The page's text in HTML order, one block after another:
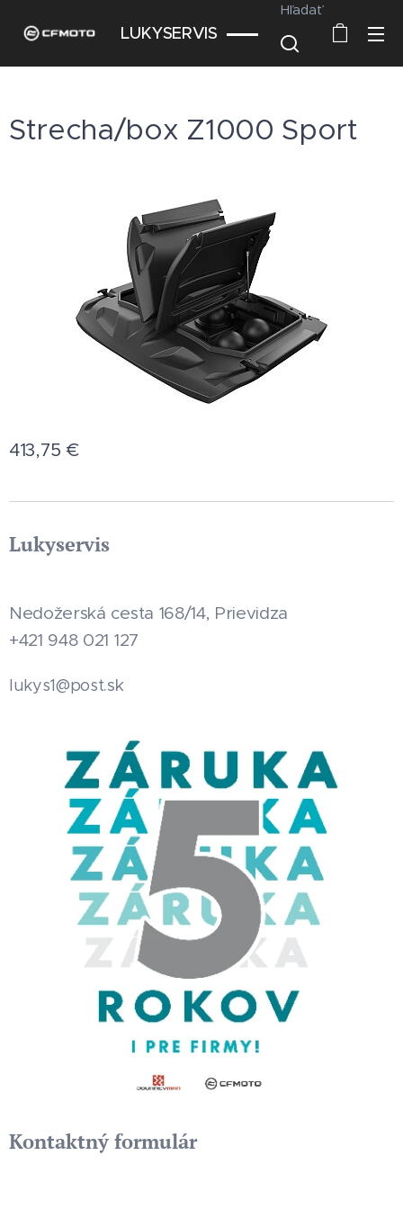
LUKYSERVIS
Hľadať
Strecha/box Z1000 Sport
413,75 €
Lukyservis
Nedožerská cesta 168/14, Prievidza
+421 948 021 127
lukys1@post.sk
Kontaktný formulár